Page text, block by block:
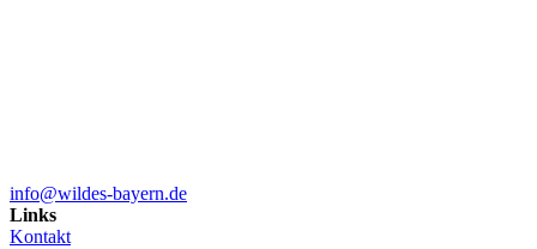
info@wildes-bayern.de
Links
Kontakt